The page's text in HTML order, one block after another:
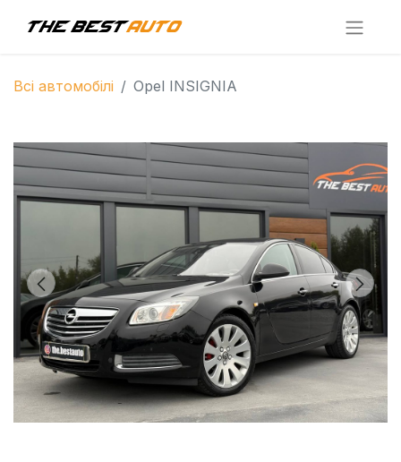
Всі автомобілі Opel INSIGNIA